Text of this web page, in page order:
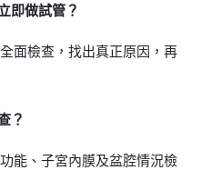
即做試管？
面檢查，找出真正原因，再
？
能、子宮內膜及盆腔情況檢